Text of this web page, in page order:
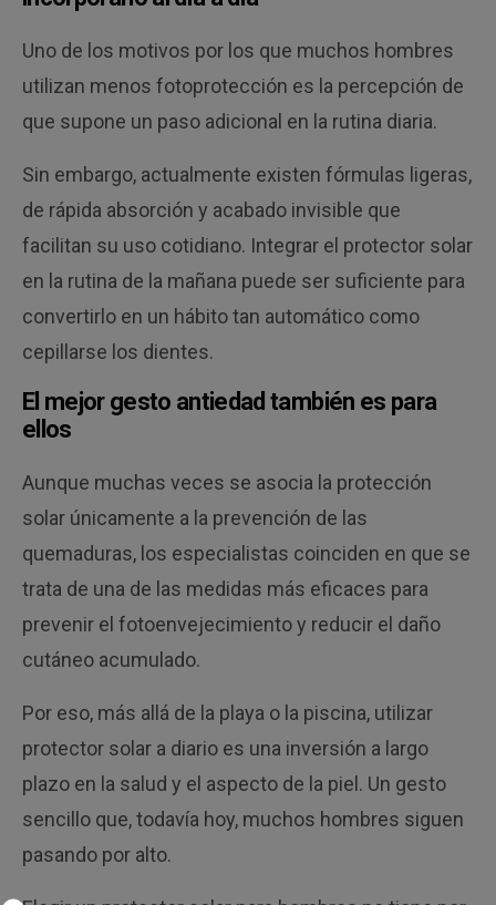
Uno de los motivos por los que muchos hombres
utilizan menos fotoprotección es la percepción de
que supone un paso adicional en la rutina diaria.
Sin embargo, actualmente existen fórmulas ligeras,
de rápida absorción y acabado invisible que
facilitan su uso cotidiano. Integrar el protector solar
en la rutina de la mañana puede ser suficiente para
convertirlo en un hábito tan automático como
cepillarse los dientes.
El mejor gesto antiedad también es para
ellos
Aunque muchas veces se asocia la protección
solar únicamente a la prevención de las
quemaduras, los especialistas coinciden en que se
trata de una de las medidas más eficaces para
prevenir el fotoenvejecimiento y reducir el daño
cutáneo acumulado.
Por eso, más allá de la playa o la piscina, utilizar
protector solar a diario es una inversión a largo
plazo en la salud y el aspecto de la piel. Un gesto
sencillo que, todavía hoy, muchos hombres siguen
pasando por alto.